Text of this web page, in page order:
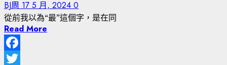
BJ周 17 5 月, 2024 0
從前我以為“最”這個字，是在同
Read More
Facebook